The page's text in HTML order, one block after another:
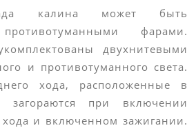
калина может быть
фарами.
двухнитевыми
и противотуманного света.
хода, расположенные в
загораются при включении
хода и включенном зажигании.